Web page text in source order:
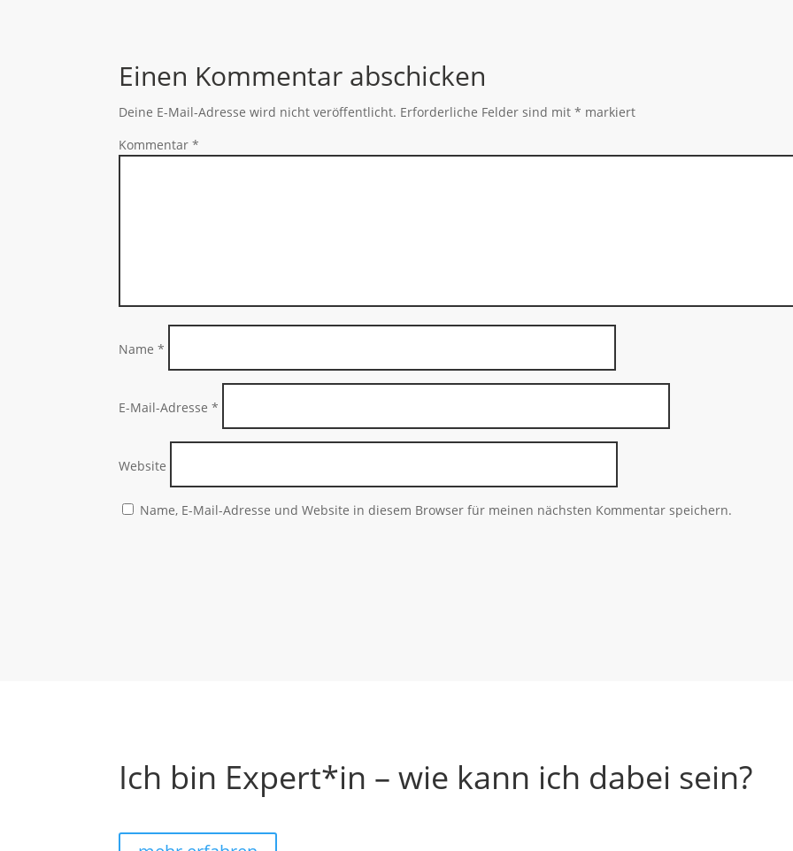
Einen Kommentar abschicken
Deine E-Mail-Adresse wird nicht veröffentlicht. Erforderliche Felder sind mit* markiert
Kommentar*
Name*
E-Mail-Adresse*
Website
Name, E-Mail-Adresse und Website in diesem Browser für meinen nächsten Kommentar speichern.
Ich bin Expert*in – wie kann ich dabei sein?